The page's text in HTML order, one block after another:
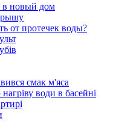
в новый дом
от протечек воды?
смак м'яса
води в басейні